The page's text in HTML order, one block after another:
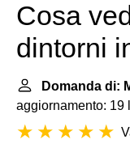
Cosa
dintorni
Domanda di:
aggiornamento: 19